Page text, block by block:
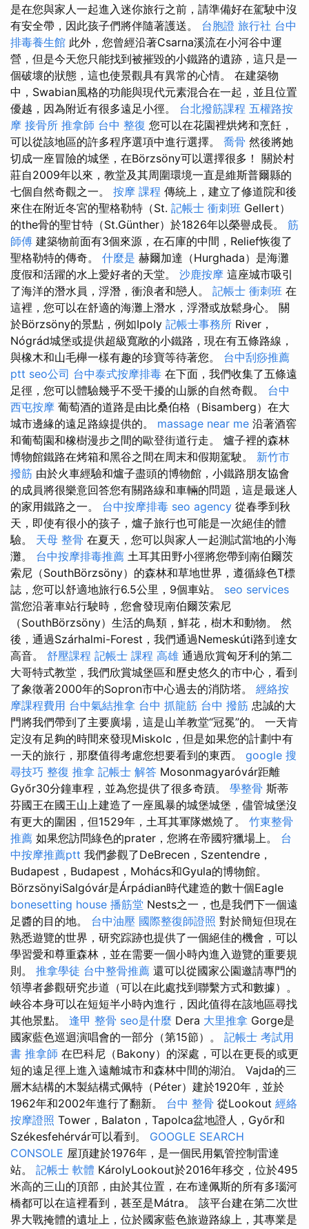
是在您與家人一起進入迷你旅行之前，請準備好在駕駛中沒
有安全帶，因此孩子們將伴隨著護送。 台胞證 旅行社 台中
排毒養生館 此外，您曾經沿著Csarna溪流在小河谷中運
營，但是今天您只能找到被摧毀的小鐵路的遺跡，這只是一
個破壞的狀態，這也使景觀具有異常的心情。 在建築物
中，Swabian風格的功能與現代元素混合在一起，並且位置
優越，因為附近有很多遠足小徑。 台北撥筋課程 五權路按
摩 接骨所 推拿師 台中 整復 您可以在花園裡烘烤和烹飪，
可以從該地區的許多程序選項中進行選擇。 喬骨 然後將她
切成一座冒險的城堡，在Börzsöny可以選擇很多！ 關於村
莊自2009年以來，教堂及其周圍環境一直是維斯普爾縣的
七個自然奇觀之一。 按摩 課程 傳統上，建立了修道院和後
來住在附近冬宮的聖格勒特（St. 記帳士 衝刺班 Gellert）
的the骨的聖甘特（St.Günther）於1826年以榮譽成長。 筋
師傅 建築物前面有3個來源，在石庫的中間，Relief恢復了
聖格勒特的傳奇。 什麼是 赫爾加達（Hurghada）是海灘
度假和活躍的水上愛好者的天堂。 沙鹿按摩 這座城市吸引
了海洋的潛水員，浮潛，衝浪者和戀人。 記帳士 衝刺班 在
這裡，您可以在舒適的海灘上潛水，浮潛或放鬆身心。 關
於Börzsöny的景點，例如Ipoly 記帳士事務所 River，
Nógrád城堡或提供超級寬敞的小鐵路，現在有五條路線，
與橡木和山毛櫸一樣有趣的珍寶等待著您。 台中刮痧推薦
ptt seo公司 台中泰式按摩排毒 在下面，我們收集了五條遠
足徑，您可以體驗幾乎不受干擾的山脈的自然奇觀。 台中
西屯按摩 葡萄酒的道路是由比桑伯格（Bisamberg）在大
城市邊緣的遠足路線提供的。 massage near me 沿著酒窖
和葡萄園和橡樹漫步之間的歐登街道行走。 爐子裡的森林
博物館鐵路在烤箱和黑谷之間在周末和假期駕駛。 新竹市
撥筋 由於火車經驗和爐子盡頭的博物館，小鐵路朋友協會
的成員將很樂意回答您有關路線和車輛的問題，這是最迷人
的家用鐵路之一。 台中按摩排毒 seo agency 從春季到秋
天，即使有很小的孩子，爐子旅行也可能是一次絕佳的體
驗。 天母 整骨 在夏天，您可以與家人一起測試當地的小海
灘。 台中按摩排毒推薦 土耳其田野小徑將您帶到南伯爾茨
索尼（SouthBörzsöny）的森林和草地世界，遵循綠色T標
誌，您可以舒適地旅行6.5公里，9個車站。 seo services
當您沿著車站行駛時，您會發現南伯爾茨索尼
（SouthBörzsöny）生活的鳥類，鮮花，樹木和動物。 然
後，通過Szárhalmi-Forest，我們通過Nemeskúti路到達女
高音。 舒壓課程 記帳士 課程 高雄 通過欣賞匈牙利的第二
大哥特式教堂，我們欣賞城堡區和歷史悠久的市中心，看到
了象徵著2000年的Sopron市中心過去的消防塔。 經絡按
摩課程費用 台中氣結推拿 台中 抓龍筋 台中 撥筋 忠誠的大
門將我們帶到了主要廣場，這是山羊教堂“冠冕”的。 一天肯
定沒有足夠的時間來發現Miskolc，但是如果您的計劃中有
一天的旅行，那麼值得考慮您想要看到的東西。 google 搜
尋技巧 整復 推拿 記帳士 解答 Mosonmagyaróvár距離
Győr30分鐘車程，並為您提供了很多奇蹟。 學整骨 斯蒂
芬國王在國王山上建造了一座風暴的城堡城堡，儘管城堡沒
有更大的圍困，但1529年，土耳其軍隊燃燒了。 竹東整骨
推薦 如果您訪問綠色的prater，您將在帝國狩獵場上。 台
中按摩推薦ptt 我們參觀了DeBrecen，Szentendre，
Budapest，Budapest，Mohács和Gyula的博物館。
BörzsönyiSalgóvár是Árpádian時代建造的數十個Eagle
bonesetting house 播筋堂 Nests之一，也是我們下一個遠
足醬的目的地。 台中油壓 國際整復師證照 對於簡短但現在
熟悉遊覽的世界，研究踪跡也提供了一個絕佳的機會，可以
學習愛和尊重森林，並在需要一個小時內進入遊覽的重要規
則。 推拿學徒 台中整骨推薦 還可以從國家公園邀請專門的
領導者參觀研究步道（可以在此處找到聯繫方式和數據）。
峽谷本身可以在短短半小時內進行，因此值得在該地區尋找
其他景點。 逢甲 整骨 seo是什麼 Dera 大里推拿 Gorge是
國家藍色巡迴演唱會的一部分（第15節）。 記帳士 考試用
書 推拿師 在巴科尼（Bakony）的深處，可以在更長的或更
短的遠足徑上進入遠離城市和森林中間的湖泊。 Vajda的三
層木結構的木製結構式佩特（Péter）建於1920年，並於
1962年和2002年進行了翻新。 台中 整骨 從Lookout 經絡
按摩證照 Tower，Balaton，Tapolca盆地證人，Győr和
Székesfehérvár可以看到。 GOOGLE SEARCH
CONSOLE 屋頂建於1976年，是一個民用氣管控制雷達
站。 記帳士 軟體 KárolyLookout於2016年移交，位於495
米高的三山的頂部，由於其位置，在布達佩斯的所有多瑙河
橋都可以在這裡看到，甚至是Mátra。 該平台建在第二次世
界大戰掩體的遺址上，位於國家藍色旅遊路線上，其專業是